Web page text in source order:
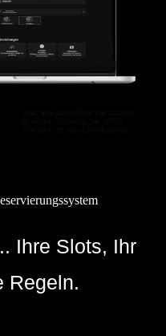
Ihre Slots, Ihr
Regeln.